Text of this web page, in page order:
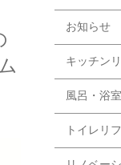
お知らせ
キッチン
風呂・浴
トイレリ